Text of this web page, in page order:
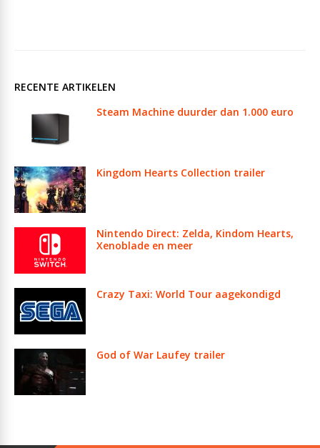
RECENTE ARTIKELEN
Steam Machine duurder dan 1.000 euro
Kingdom Hearts Collection trailer
Nintendo Direct: Zelda, Kindom Hearts,
Xenoblade en meer
Crazy Taxi: World Tour aagekondigd
God of War Laufey trailer